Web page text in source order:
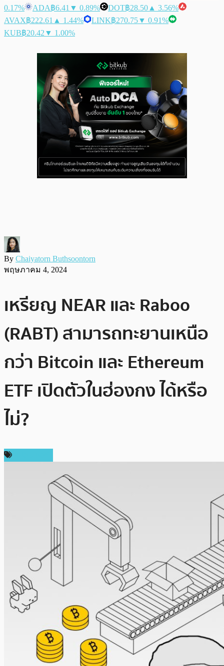
0.17%
ADA฿6.41 ▼ 0.89% DOT฿28.50 ▲ 3.56%
AVAX฿222.61 ▲ 1.44% LINK฿270.75▼ 0.91%
KUB฿20.42 ▼ 1.00%
By Chaiyatorn Buthsoontorn
พฤษภาคม 4, 2024
เหรียญ NEAR และ Raboo
(RABT) สามารถทะยานเหนือ
กว่า Bitcoin และ Ethereum
ETF เปิดตัวในฮ่องกง ได้หรือ
ไม่?